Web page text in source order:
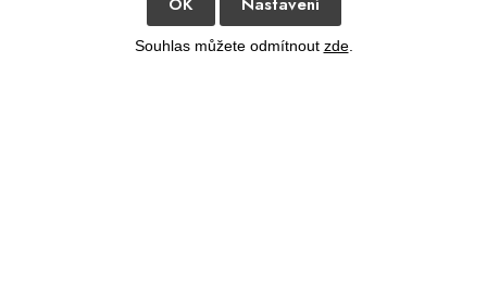
Souhlas můžete odmítnout zde.